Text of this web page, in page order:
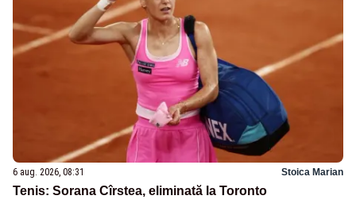
6 aug. 2026, 08:31 Stoica Marian
Tenis: Sorana Cîrstea, eliminată la Toronto